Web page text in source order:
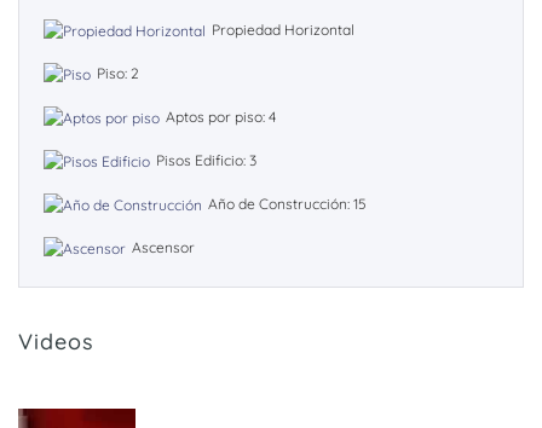
Propiedad Horizontal
Piso: 2
Aptos por piso: 4
Pisos Edificio: 3
Año de Construcción: 15
Ascensor
Videos